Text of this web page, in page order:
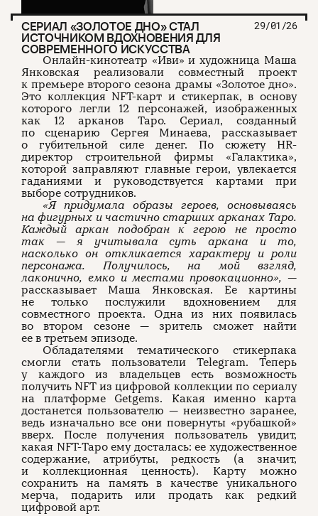
СЕРИАЛ «ЗОЛОТОЕ ДНО» СТАЛ
ИСТОЧНИКОМ ВДОХНОВЕНИЯ ДЛЯ
СОВРЕМЕННОГО ИСКУССТВА
29/01/26
Онлайн-кинотеатр «Иви» и художница Маша
Янковская реализовали совместный проект
к премьере второго сезона драмы «Золотое дно».
Это коллекция NFT-карт и стикерпак, в основу
которого легли 12 персонажей, изображенных
как 12 арканов Таро. Сериал, созданный
по сценарию Сергея Минаева, рассказывает
о губительной силе денег. По сюжету HR-
директор строительной фирмы «Галактика»,
которой заправляют главные герои, увлекается
гаданиями и руководствуется картами при
выборе сотрудников.
«Я придумала образы героев, основываясь
на фигурных и частично старших арканах Таро.
Каждый аркан подобран к герою не просто
так — я учитывала суть аркана и то,
насколько он откликается характеру и роли
персонажа. Получилось, на мой взгляд,
лаконично, емко и местами провокационно», —
рассказывает Маша Янковская. Ее картины
не только послужили вдохновением для
совместного проекта. Одна из них появилась
во втором сезоне — зритель сможет найти
ее в третьем эпизоде.
Обладателями тематического стикерпака
смогли стать пользователи Telegram. Теперь
у каждого из владельцев есть возможность
получить NFT из цифровой коллекции по сериалу
на платформе Getgems. Какая именно карта
достанется пользователю — неизвестно заранее,
ведь изначально все они повернуты «рубашкой»
вверх. После получения пользователь увидит,
какая NFT-Таро ему досталась: ее художественное
содержание, атрибуты, редкость (а значит,
и коллекционная ценность). Карту можно
сохранить на память в качестве уникального
мерча, подарить или продать как редкий
цифровой арт.